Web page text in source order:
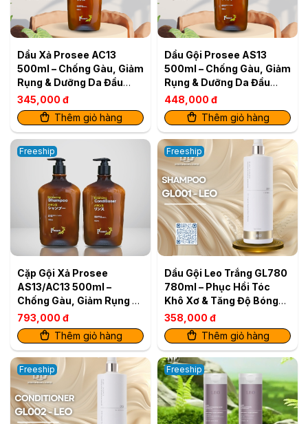
Dầu Xả Prosee AC13
500ml – Chống Gàu, Giảm
Rụng & Dưỡng Da Đầu
Khỏe
345,000 đ
Thêm giỏ hàng
Dầu Gội Prosee AS13
500ml – Chống Gàu, Giảm
Rụng & Dưỡng Da Đầu
Khỏe
448,000 đ
Thêm giỏ hàng
Freeship
Cặp Gội Xả Prosee
AS13/AC13 500ml –
Chống Gàu, Giảm Rụng &
Dưỡng Da Đầu Khỏe
793,000 đ
Thêm giỏ hàng
Freeship
Dầu Gội Leo Trắng GL780
780ml – Phục Hồi Tóc
Khô Xơ & Tăng Độ Bóng
Mượt
358,000 đ
Thêm giỏ hàng
Freeship Freeship